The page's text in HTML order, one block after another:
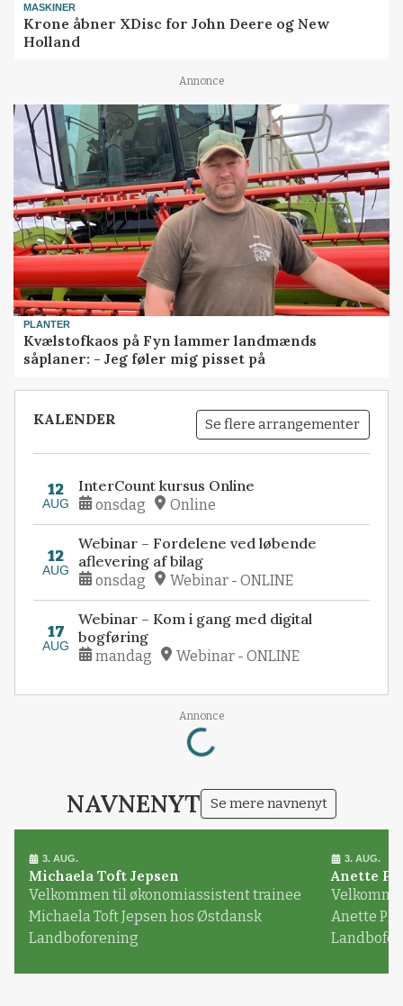
MASKINER
Krone åbner XDisc for John Deere og New
Holland
Annonce
PLANTER
Kvælstofkaos på Fyn lammer landmænds
såplaner: - Jeg føler mig pisset på
KALENDER Se flere arrangementer
12
AUG
InterCount kursus Online
onsdag Online
12
AUG
Webinar – Fordelene ved løbende
aflevering af bilag
onsdag Webinar - ONLINE
17
AUG
Webinar – Kom i gang med digital
bogføring
mandag Webinar - ONLINE
Annonce
Loading...
NAVNENYT Se mere navnenyt
3. AUG.
Michaela Toft Jepsen
Velkommen til økonomiassistent trainee
Michaela Toft Jepsen hos Østdansk
Landboforening
3. AUG.
Anette
Anette